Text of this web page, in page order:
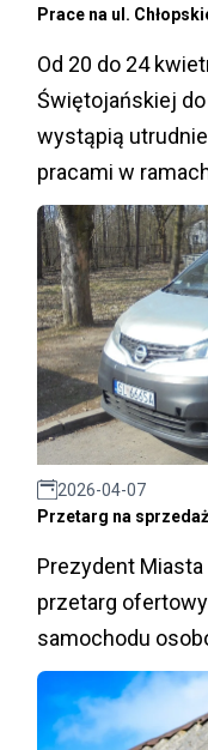
Prace na ul.
Od 20 do 24
Świętojańskiej
wystąpią
pracami w
2026-04-07
Przetarg na
Prezydent Miasta
przetarg
samochodu